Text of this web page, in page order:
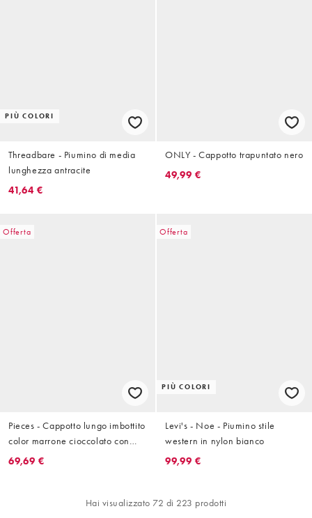
PIÙ COLORI
Threadbare - Piumino di media
lunghezza antracite
41,64 €
ONLY - Cappotto trapuntato nero
49,99 €
Offerta
Pieces - Cappotto lungo imbottito
color marrone cioccolato con
cappuccio
69,69 €
Offerta
PIÙ COLORI
Levi's - Noe - Piumino stile
western in nylon bianco
99,99 €
Hai visualizzato 72 di 223 prodotti